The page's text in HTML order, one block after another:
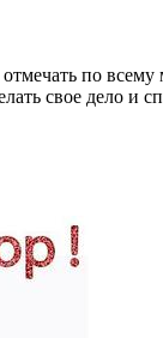
по
свое дело и